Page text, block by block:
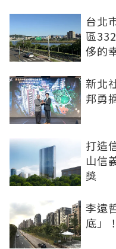
台北
區
侈的
新北
邦勇
打造
山信
獎
李遠
底」